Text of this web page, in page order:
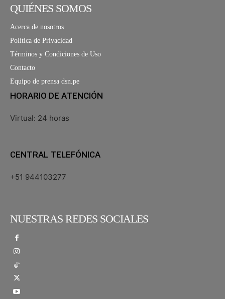
QUIÉNES SOMOS
Acerca de nosotros
Política de Privacidad
Términos y Condiciones de Uso
Contacto
Equipo de prensa dsn.pe
HORARIO DE ATENCIÓN
Virtual: 24 horas
CENTRAL TELEFÓNICA
+51 944103277
NUESTRAS REDES SOCIALES